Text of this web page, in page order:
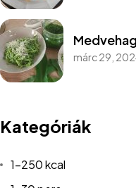
márc 29,
Kategóriák
1-250 kcal